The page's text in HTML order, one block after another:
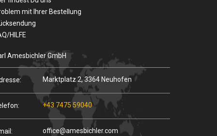
mit Ihrer Bestellung
HILFE
Amesbichler GmbH
Marktplatz 2, 3364 Neuhofen
+43 7475 59040
office@amesbichler.com